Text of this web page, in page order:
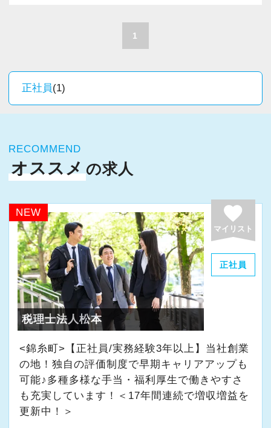
・仕事内容やキャリアを相談可
・半年～1年の調整も可能
「応募する」からお気軽にご連絡ください。
・年間休日125日以上
・男性の育休取得率100％
＜幅広い経験・成長環境＞
・クライアント2500社以上
・一般企業～医療・学校法人まで対応
・個人～大企業まで幅広く経験可能
・税務顧問＋資産税に関与
・相続／事業承継／M&Aにも対応
＜成長中の税理士法人＞
・全国14拠点で事業展開
・従業員240名以上に拡大
・会計・税務・財務・労務まで対応
・専門家が在籍しワンストップ支援
＜学びを後押し＞
・書籍購入費／研修費は全額会社負担
1
正社員(1)
RECOMMEND
オススメの求人
NEW favorite
マイリスト
正社員
税理士法人松本
<錦糸町>【正社員/実務経験3年以上】当社創業
の地！独自の評価制度で早期キャリアアップも
可能♪多種多様な手当・福利厚生で働きやすさ
も充実しています！＜17年間連続で増収増益を
更新中！＞